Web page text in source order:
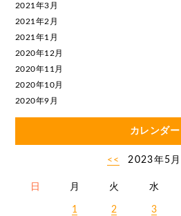
2021年3月
2021年2月
2021年1月
2020年12月
2020年11月
2020年10月
2020年9月
カレンダー
<< 2023年5月
日 月 火 水
1 2 3